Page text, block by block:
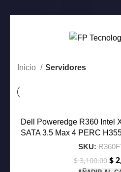
Inicio Servidores
Dell Poweredge R360 Intel
SATA 3.5 Max 4 PERC
SKU:
$3,100.00 El
$